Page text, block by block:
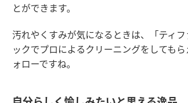
とができます。
汚れやくすみが気になるときは、「ティフ
ックでプロによるクリーニングをしても
ォローですね。